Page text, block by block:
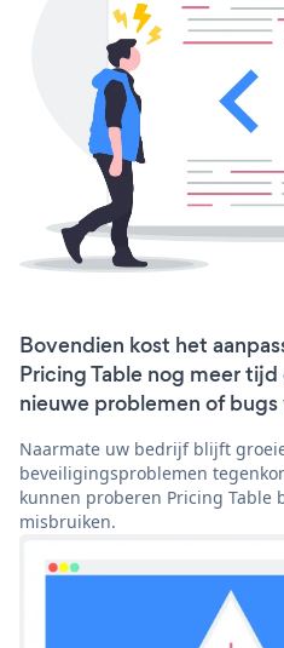
Bovendien kost het
Pricing Table nog meer
nieuwe problemen of bugs
Naarmate uw bedrijf blijft
beveiligingsproblemen
kunnen proberen Pricing Table
misbruiken.